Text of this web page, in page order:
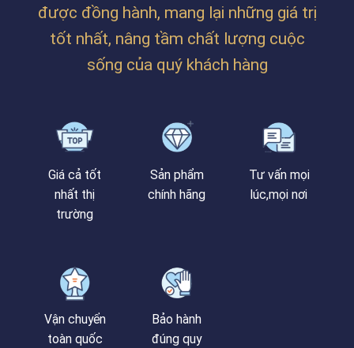
NẴNG
được đồng hành, mang lại những giá trị
tốt nhất, nâng tầm chất lượng cuộc
sống của quý khách hàng
Giá cả tốt
nhất thị
trường
Sản phẩm
chính hãng
Tư vấn mọi
lúc,mọi nơi
Vận chuyển
toàn quốc
Bảo hành
đúng quy